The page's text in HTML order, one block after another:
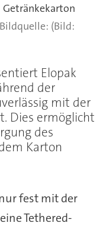
Getränkekarton
(Bild:
Elopak
der
mit der
Dies ermöglicht
des
Karton
fest mit der
Tethered-